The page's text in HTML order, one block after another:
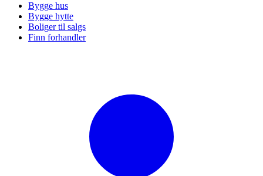
Bygge hus
Bygge hytte
Boliger til salgs
Finn forhandler